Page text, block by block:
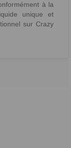
à la
unique et
sur Crazy